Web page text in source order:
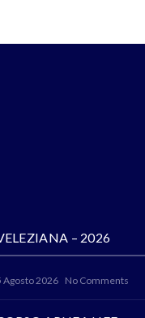
– 2026
Agosto 2026 No Comments